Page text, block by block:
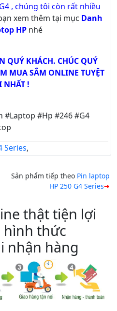
, chúng tôi còn rất nhiều
xem thêm tại mục Danh
HP nhé
QUÝ KHÁCH. CHÚC QUÝ
MUA SẮM ONLINE TUYỆT
NHẤT !
#Laptop #Hp #246 #G4
Series,
Sản phẩm tiếp theo Pin laptop
HP 250 G4 Series
thật tiện lợi
hình thức
nhận hàng